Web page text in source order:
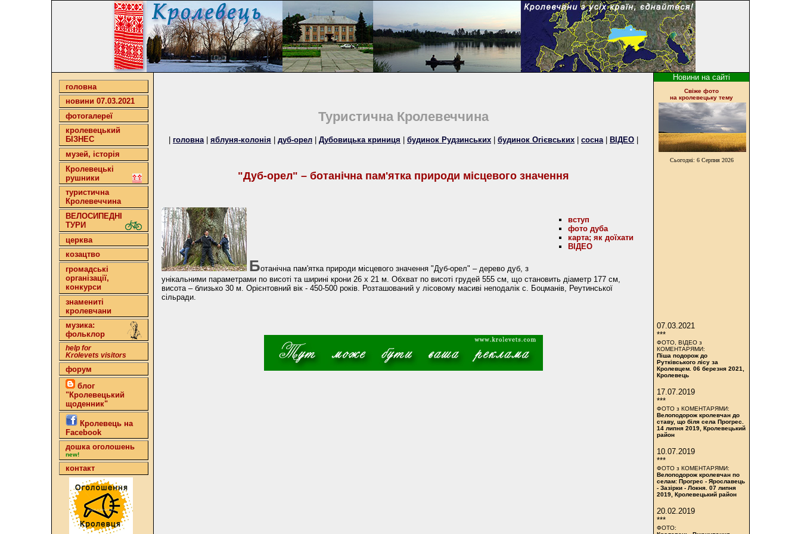
головна
новини 07.03.2021
фотогалереї
кролевецький
БІЗНЕС
музей, історія
Кролевецькі
рушники
туристична
Кролевеччина
ВЕЛОСИПЕДНІ
ТУРИ
церква
козацтво
громадські
організації,
конкурси
знамениті
кролевчани
музика:
фольклор
help for
Krolevets visitors
форум
блог
"Кролевецький
щоденник"
Кролевець на
Facebook
дошка оголошень
new!
контакт
Новини на сайті
Cвіже фото
на кролевецьку тему
Сьогодні: 6 Серпня 2026
07.03.2021
***
ФОТО, ВІДЕО з
КОМЕНТАРЯМИ:
Піша подорож до
Рутківського лісу за
Кролевцем. 06 березня 2021,
Кролевець
17.07.2019
***
ФОТО з КОМЕНТАРЯМИ:
Велоподорож кролевчан до
ставу, що біля села Прогрес.
14 липня 2019, Кролевецький
район
10.07.2019
***
ФОТО з КОМЕНТАРЯМИ:
Велоподорож кролевчан по
селам: Прогрес - Ярославець
- Зазірки - Локня. 07 липня
2019, Кролевецький район
20.02.2019
***
ФОТО:
Туристична Кролевеччина
головна яблуня-колонія дуб-орел Дубовицька криниця будинок Рудзинських будинок Огієвських сосна ВІДЕО
"Дуб-орел" – ботанічна пам'ятка природи місцевого значення
вступ
фото дуба
карта; як доїхати
ВІДЕО
Ботанічна пам'ятка природи місцевого значення "Дуб-орел" – дерево дуб, з
унікальними параметрами по висоті та ширині крони 26 х 21 м. Обхват по висоті грудей 555 см, що становить діаметр 177 см,
висота – близько 30 м. Орієнтовний вік - 450-500 років. Розташований у лісовому масиві неподалік с. Боцманів, Реутинської
сільради.